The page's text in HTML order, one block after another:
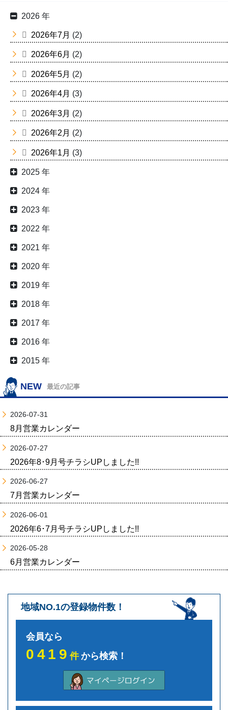
2026 年
2026年7月 (2)
2026年6月 (2)
2026年5月 (2)
2026年4月 (3)
2026年3月 (2)
2026年2月 (2)
2026年1月 (3)
2025 年
2024 年
2023 年
2022 年
2021 年
2020 年
2019 年
2018 年
2017 年
2016 年
2015 年
NEW 最近の記事
2026-07-31
8月営業カレンダー
2026-07-27
2026年8･9月号チラシUPしました!!
2026-06-27
7月営業カレンダー
2026-06-01
2026年6･7月号チラシUPしました!!
2026-05-28
6月営業カレンダー
地域NO.1の登録物件数！
会員なら
0419件から検索！